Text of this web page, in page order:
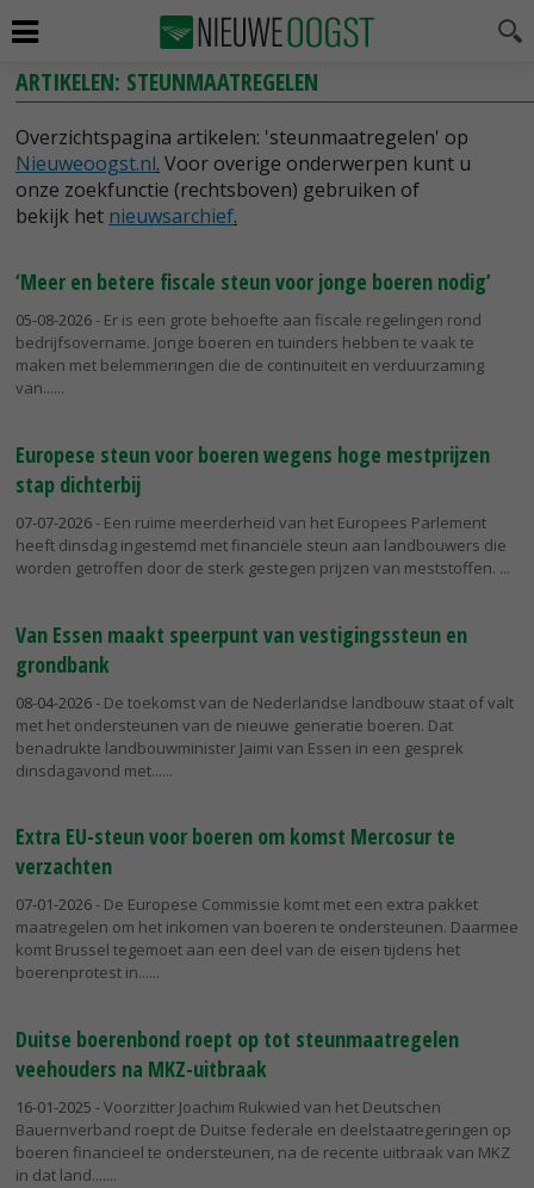
ARTIKELEN: STEUNMAATREGELEN
Overzichtspagina artikelen: 'steunmaatregelen' op
Nieuweoogst.nl. Voor overige onderwerpen kunt u
onze zoekfunctie (rechtsboven) gebruiken of
bekijk het nieuwsarchief.
‘Meer en betere fiscale steun voor jonge boeren nodig’
05-08-2026- Er is een grote behoefte aan fiscale regelingen rond
bedrijfsovername. Jonge boeren en tuinders hebben te vaak te
maken met belemmeringen die de continuïteit en verduurzaming
van...
Europese steun voor boeren wegens hoge mestprijzen
stap dichterbij
07-07-2026- Een ruime meerderheid van het Europees Parlement
heeft dinsdag ingestemd met financiële steun aan landbouwers die
worden getroffen door de sterk gestegen prijzen van meststoffen.
Van Essen maakt speerpunt van vestigingssteun en
grondbank
08-04-2026- De toekomst van de Nederlandse landbouw staat of valt
met het ondersteunen van de nieuwe generatie boeren. Dat
benadrukte landbouwminister Jaimi van Essen in een gesprek
dinsdagavond met...
Extra EU-steun voor boeren om komst Mercosur te
verzachten
07-01-2026- De Europese Commissie komt met een extra pakket
maatregelen om het inkomen van boeren te ondersteunen. Daarmee
komt Brussel tegemoet aan een deel van de eisen tijdens het
boerenprotest in...
Duitse boerenbond roept op tot steunmaatregelen
veehouders na MKZ-uitbraak
16-01-2025 - Voorzitter Joachim Rukwied van het Deutschen
Bauernverband roept de Duitse federale en deelstaatregeringen op
boeren financieel te ondersteunen, na de recente uitbraak van MKZ
in dat land....